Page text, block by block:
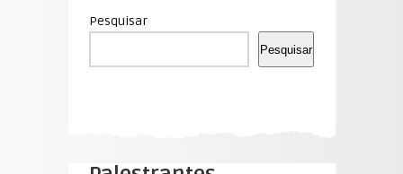
Pesquisar
Pesquisar